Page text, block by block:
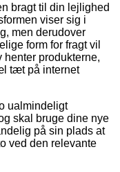
bragt til din lejlighed
viser sig i
men derudover
form for fragt vil
produkterne,
tæt på internet
ualmindeligt
skal bruge dine nye
på sin plads at
ved den relevante